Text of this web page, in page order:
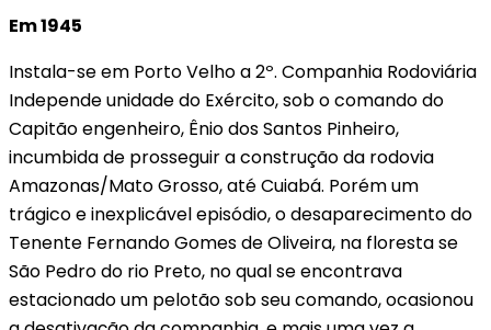
Em 1945
Instala-se em Porto Velho a 2º. Companhia Rodoviária
Independe unidade do Exército, sob o comando do
Capitão engenheiro, Ênio dos Santos Pinheiro,
incumbida de prosseguir a construção da rodovia
Amazonas/Mato Grosso, até Cuiabá. Porém um
trágico e inexplicável episódio, o desaparecimento do
Tenente Fernando Gomes de Oliveira, na floresta se
São Pedro do rio Preto, no qual se encontrava
estacionado um pelotão sob seu comando, ocasionou